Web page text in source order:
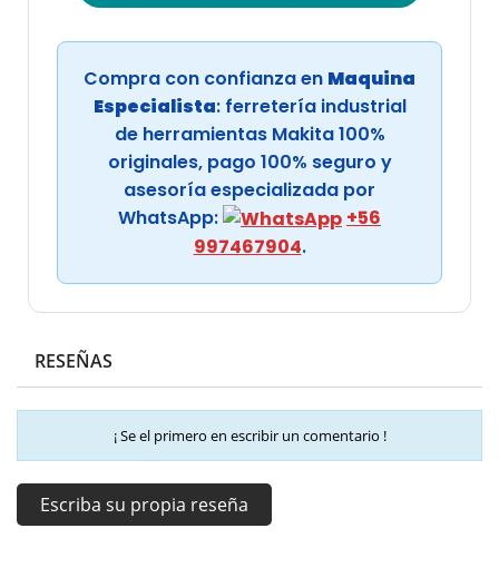
Compra con confianza en Maquina
Especialista: ferretería industrial
de herramientas Makita 100%
originales, pago 100% seguro y
asesoría especializada por
WhatsApp:
+56
997467904.
RESEÑAS
¡ Se el primero en escribir un comentario !
Escriba su propia reseña